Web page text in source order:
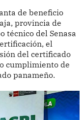
de beneficio
provincia de
técnico del Senasa
el
del certificado
cumplimiento de
panameño.